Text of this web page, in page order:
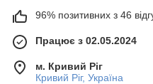
96% позитивних з 46
Працює з 02.05.2024
м. Кривий Ріг
Кривий Ріг, Україна